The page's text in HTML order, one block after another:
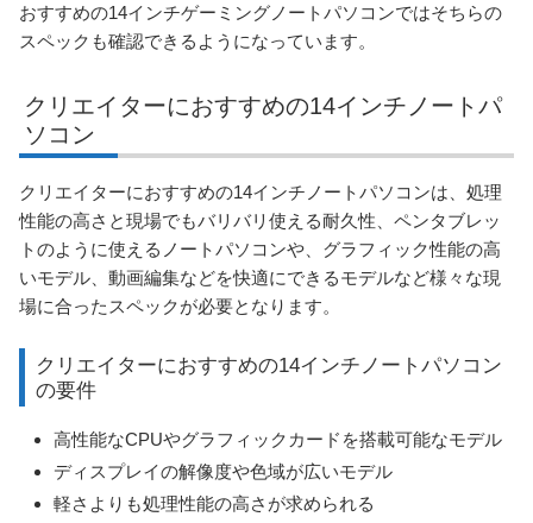
おすすめの14インチゲーミングノートパソコンではそちらの
スペックも確認できるようになっています。
クリエイターにおすすめの14インチノートパ
ソコン
クリエイターにおすすめの14インチノートパソコンは、処理
性能の高さと現場でもバリバリ使える耐久性、ペンタブレッ
トのように使えるノートパソコンや、グラフィック性能の高
いモデル、動画編集などを快適にできるモデルなど様々な現
場に合ったスペックが必要となります。
クリエイターにおすすめの14インチノートパソコン
の要件
高性能なCPUやグラフィックカードを搭載可能なモデル
ディスプレイの解像度や色域が広いモデル
軽さよりも処理性能の高さが求められる